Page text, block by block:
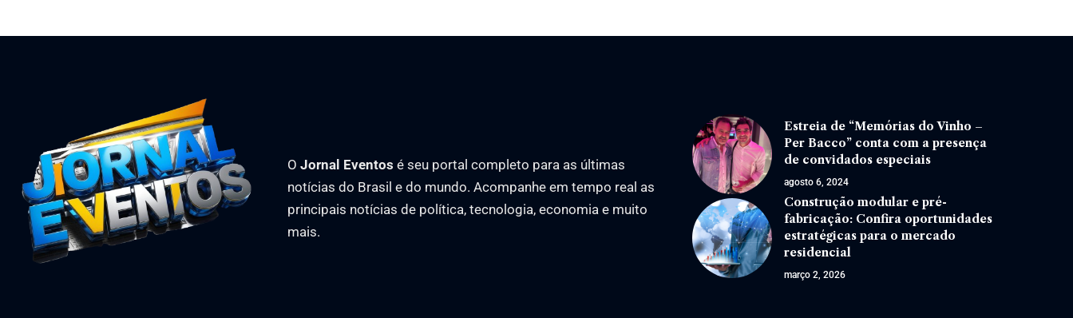
O Jornal Eventos é seu portal completo para as últimas
notícias do Brasil e do mundo. Acompanhe em tempo real as
principais notícias de política, tecnologia, economia e muito
mais.
Estreia de “Memórias do Vinho –
Per Bacco” conta com a presença
de convidados especiais
agosto 6, 2024
Construção modular e pré-
fabricação: Confira oportunidades
estratégicas para o mercado
residencial
março 2, 2026